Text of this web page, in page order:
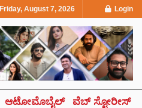
Friday, August 7, 2026 Login
ಆಟೋಮೊಬೈಲ್ ವೆಬ್ ಸ್ಟೋರೀಸ್